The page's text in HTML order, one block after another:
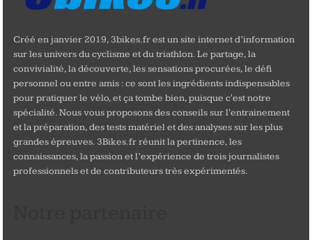
Créé en janvier 2019, 3bikes.fr est un site internet d’information
sur les univers du cyclisme et du triathlon. Le partage, la
convivialité, la découverte, les sensations procurées, le défi
personnel ou entre amis : ce sont les ingrédients indispensables
pour pratiquer le vélo, et ça tombe bien, puisque c'est notre
spécialité. Nous vous proposons des conseils sur l'entrainement
et la préparation, des tests matériel et des analyses sur les plus
grandes épreuves. 3Bikes.fr réunit la pertinence, les
connaissances, la passion et l’expérience de trois journalistes
professionnels et de contributeurs très expérimentés.